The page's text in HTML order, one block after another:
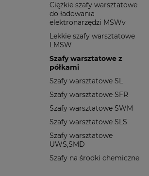
Ciężkie szafy warsztatowe
do ładowania
elektronarzędzi MSWv
Lekkie szafy warsztatowe
LMSW
Szafy warsztatowe z
półkami
Szafy warsztatowe SL
Szafy warsztatowe SFR
Szafy warsztatowe SWM
Szafy warsztatowe SLS
Szafy warsztatowe
UWS,SMD
Szafy na środki chemiczne